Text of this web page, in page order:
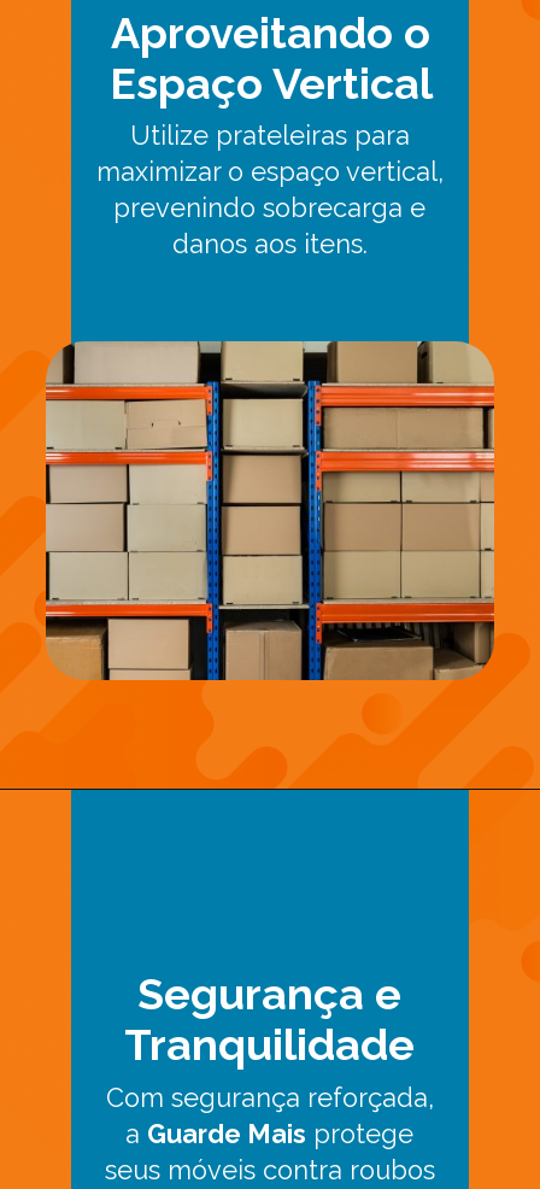
Utilize prateleiras para
maximizar o espaço vertical,
prevenindo sobrecarga e
danos aos itens.
Aproveitando o
Espaço Vertical
Com segurança reforçada,
a Guarde Mais protege
seus móveis contra roubos
Segurança e
Tranquilidade